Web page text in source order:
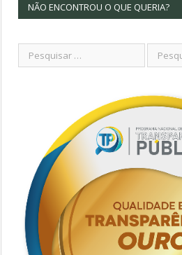
NÃO ENCONTROU O QUE QUERIA?